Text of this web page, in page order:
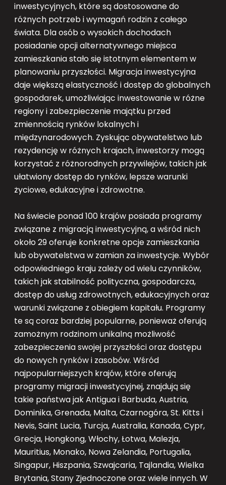
inwestycyjnych, które są dostosowane do
różnych potrzeb i wymagań rodzin z całego
świata. Dla osób o wysokich dochodach
posiadanie opcji alternatywnego miejsca
zamieszkania stało się istotnym elementem w
planowaniu przyszłości. Migracja inwestycyjna
daje większą elastyczność i dostęp do globalnych
gospodarek, umożliwiając inwestowanie w różne
regiony i zabezpieczenie majątku przed
zmiennością rynków lokalnych i
międzynarodowych. Zyskując obywatelstwo lub
rezydencję w różnych krajach, inwestorzy mogą
korzystać z różnorodnych przywilejów, takich jak
ułatwiony dostęp do rynków, lepsze warunki
życiowe, edukacyjne i zdrowotne.
Na świecie ponad 100 krajów posiada programy
związane z migracją inwestycyjną, a wśród nich
około 29 oferuje konkretne opcje zamieszkania
lub obywatelstwa w zamian za inwestycje. Wybór
odpowiedniego kraju zależy od wielu czynników,
takich jak stabilność polityczna, gospodarcza,
dostęp do usług zdrowotnych, edukacyjnych oraz
warunki związane z obiegiem kapitału. Programy
te są coraz bardziej popularne, ponieważ oferują
zamożnym rodzinom unikalną możliwość
zabezpieczenia swojej przyszłości oraz dostępu
do nowych rynków i zasobów. Wśród
najpopularniejszych krajów, które oferują
programy migracji inwestycyjnej, znajdują się
takie państwa jak Antigua i Barbuda, Austria,
Dominika, Grenada, Malta, Czarnogóra, St. Kitts i
Nevis, Saint Lucia, Turcja, Australia, Kanada, Cypr,
Grecja, Hongkong, Włochy, Łotwa, Malezja,
Mauritius, Monako, Nowa Zelandia, Portugalia,
Singapur, Hiszpania, Szwajcaria, Tajlandia, Wielka
Brytania, Stany Zjednoczone oraz wiele innych. W